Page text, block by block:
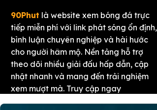
90Phut là website xem bóng đá trực
tiếp miễn phí với link phát sóng ổn định,
bình luận chuyên nghiệp và hài hước
cho người hâm mộ. Nền tảng hỗ trợ
theo dõi nhiều giải đấu hấp dẫn, cập
nhật nhanh và mang đến trải nghiệm
xem mượt mà. Truy cập ngay